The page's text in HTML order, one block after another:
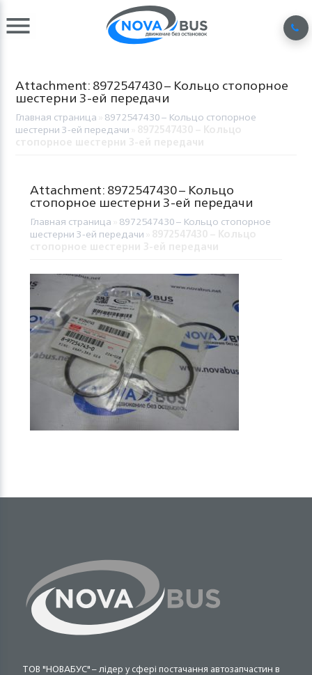
Attachment: 8972547430 – Кольцо стопорное
шестерни 3-ей передачи
Главная страница 8972547430 – Кольцо стопорное
шестерни 3-ей передачи
Attachment: 8972547430 – Кольцо
стопорное шестерни 3-ей передачи
Главная страница 8972547430 – Кольцо стопорное
шестерни 3-ей передачи
ТОВ "НОВАБУС" – лідер у сфері постачання автозапчастин в